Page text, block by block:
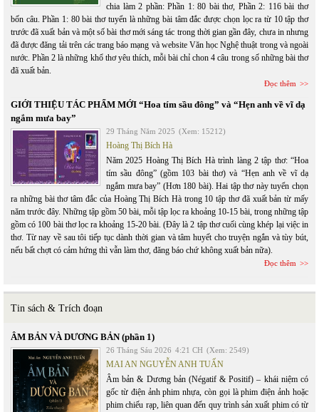
chia làm 2 phần: Phần 1: 80 bài thơ, Phần 2: 116 bài thơ
bốn câu. Phần 1: 80 bài thơ tuyển là những bài tâm đắc được chọn lọc ra từ 10 tập thơ
trước đã xuất bản và một số bài thơ mới sáng tác trong thời gian gần đây, chưa in nhưng
đã được đăng tải trên các trang báo mạng và website Văn học Nghệ thuật trong và ngoài
nước. Phần 2 là những khổ thơ yêu thích, mỗi bài chỉ chon 4 câu trong số những bài thơ
đã xuất bản.
Đọc thêm
GIỚI THIỆU TÁC PHẨM MỚI “Hoa tím sầu đông” và “Hẹn anh về vĩ dạ
ngắm mưa bay”
29 Tháng Năm 2025 (Xem: 15212)
Hoàng Thị Bích Hà
Năm 2025 Hoàng Thị Bích Hà trình làng 2 tập thơ: “Hoa
tím sầu đông” (gồm 103 bài thơ) và “Hẹn anh về vĩ dạ
ngắm mưa bay” (Hơn 180 bài). Hai tập thơ này tuyển chọn
ra những bài thơ tâm đắc của Hoàng Thị Bích Hà trong 10 tập thơ đã xuất bản từ mấy
năm trước đây. Những tập gồm 50 bài, mỗi tập lọc ra khoảng 10-15 bài, trong những tập
gồm có 100 bài thơ lọc ra khoảng 15-20 bài. (Đây là 2 tập thơ cuối cùng khép lại việc in
thơ. Từ nay về sau tôi tiếp tục dành thời gian và tâm huyết cho truyện ngắn và tùy bút,
nếu bất chợt có cảm hứng thì vẫn làm thơ, đăng báo chứ không xuất bản nữa).
Đọc thêm
Tin sách & Trích đoạn
ÂM BẢN VÀ DƯƠNG BẢN (phần 1)
26 Tháng Sáu 2026 4:21 CH (Xem: 2549)
MAI AN NGUYỄN ANH TUẤN
Âm bản & Dương bản (Négatif & Positif) – khái niệm có
gốc từ điện ảnh phim nhựa, còn gọi là phim điện ảnh hoặc
phim chiếu rạp, liên quan đến quy trình sản xuất phim có từ